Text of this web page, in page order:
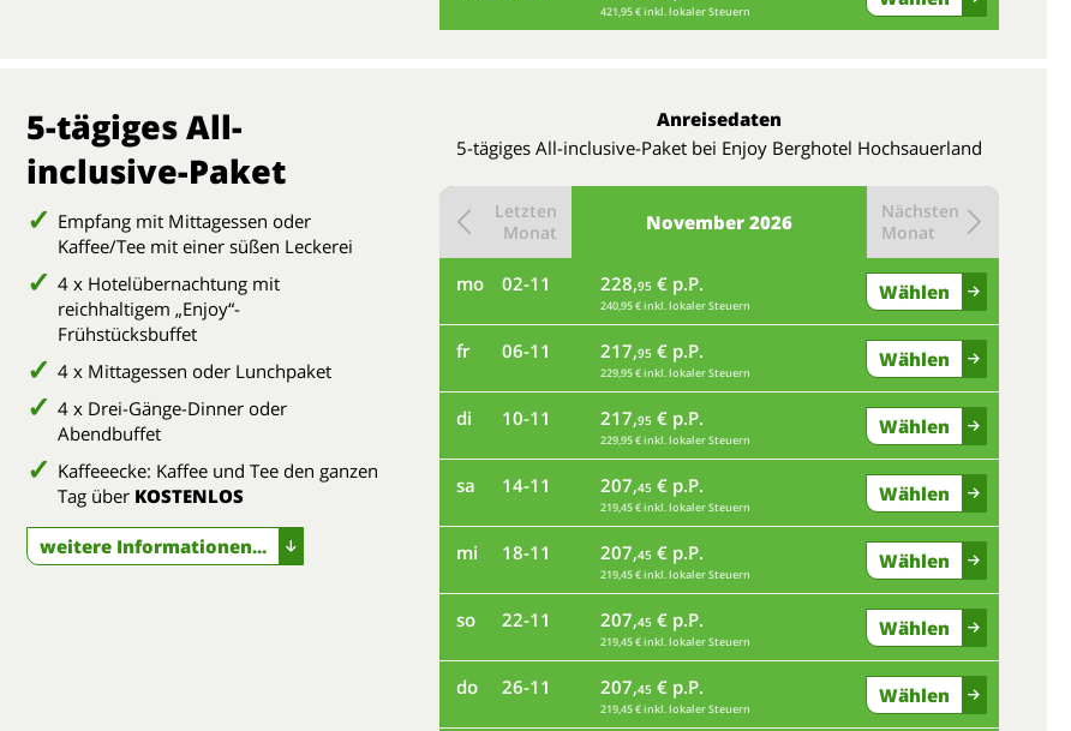
421,95 € inkl. lokaler Steuern
5-tägiges All-
inclusive-Paket
Empfang mit Mittagessen oder
Kaffee/Tee mit einer süßen Leckerei
4 x Hotelübernachtung mit
reichhaltigem „Enjoy“-
Frühstücksbuffet
4 x Mittagessen oder Lunchpaket
4 x Drei-Gänge-Dinner oder
Abendbuffet
Kaffeeecke: Kaffee und Tee den ganzen
Tag über KOSTENLOS
weitere Informationen...
Anreisedaten
5-tägiges All-inclusive-Paket bei Enjoy Berghotel Hochsauerland
November 2026
Letzten
Monat
Nächsten
Monat
mo 02-11 228,95 € p.P.
240,95 € inkl. lokaler Steuern
Wählen
fr 06-11 217,95 € p.P.
229,95 € inkl. lokaler Steuern
Wählen
di 10-11 217,95 € p.P.
229,95 € inkl. lokaler Steuern
Wählen
sa 14-11 207,45 € p.P.
219,45 € inkl. lokaler Steuern
Wählen
mi 18-11 207,45 € p.P.
219,45 € inkl. lokaler Steuern
Wählen
so 22-11 207,45 € p.P.
219,45 € inkl. lokaler Steuern
Wählen
do 26-11 207,45 € p.P.
219,45 € inkl. lokaler Steuern
Wählen